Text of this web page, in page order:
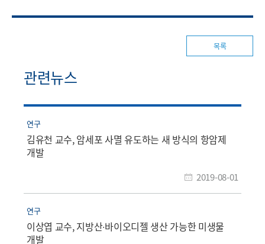
목록
관련뉴스
연구
김유천 교수, 암세포 사멸 유도하는 새 방식의 항암제
개발
2019-08-01
연구
이상엽 교수, 지방산∙바이오디젤 생산 가능한 미생물
개발